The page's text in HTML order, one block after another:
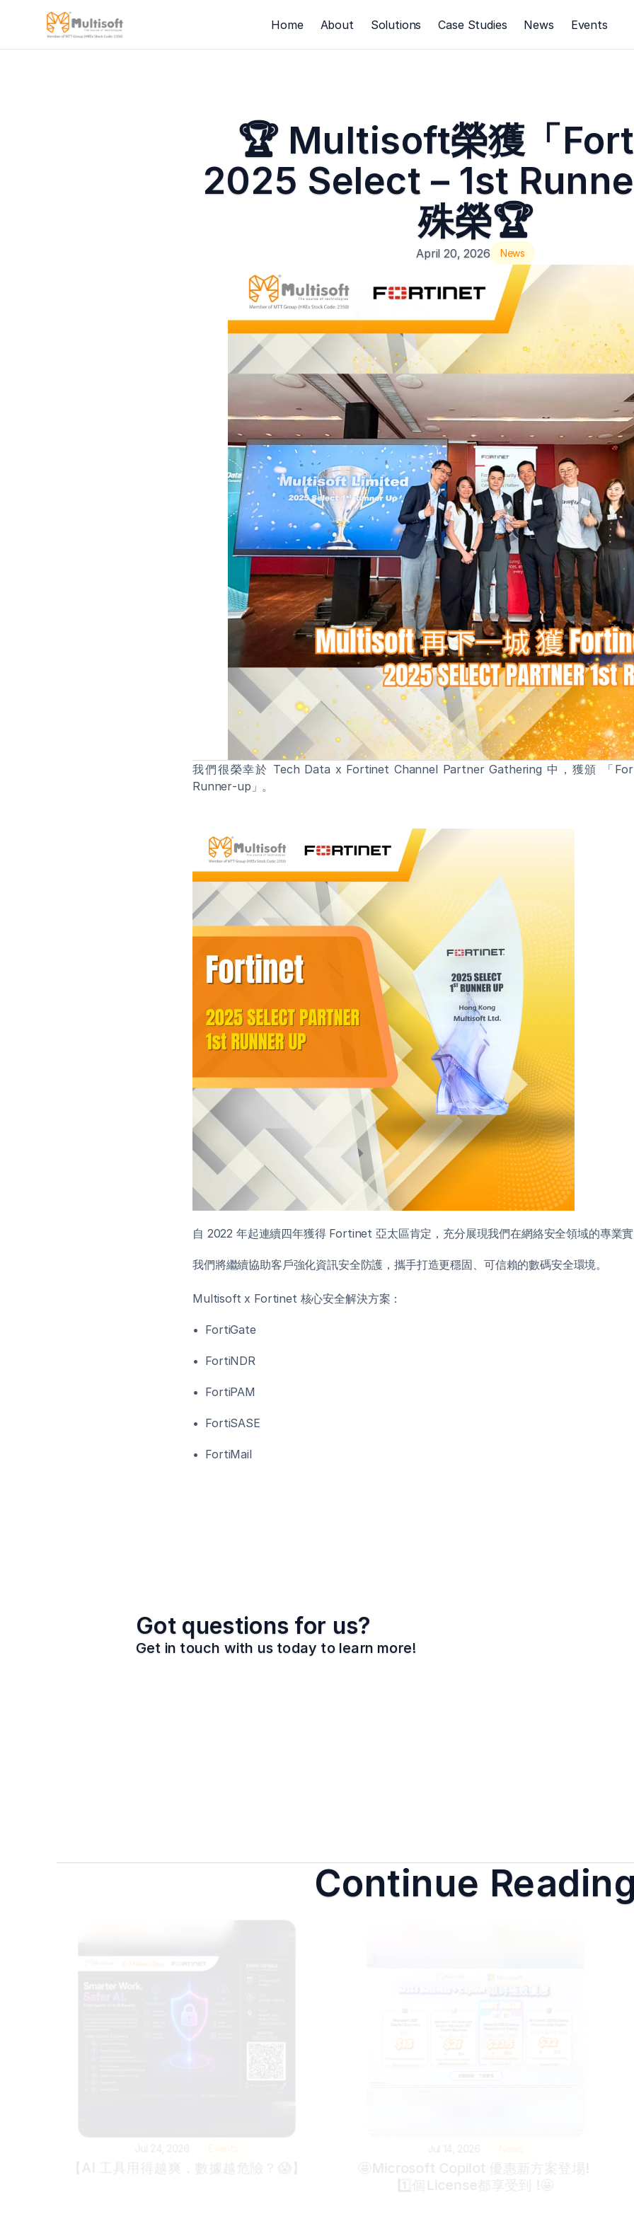
Home About Solutions Case Studies News Events
🏆 Multisoft榮獲「
2025 Select – 1st
殊榮🏆
April 20, 2026 News
我們很榮幸於 Tech Data x Fortinet Channel Partner Gathering 中，獲頒 「
Runner‑up」。
自 2022 年起連續四年獲得 Fortinet 亞太區肯定，充分展現我們在網絡安全領域的專業實
我們將繼續協助客戶強化資訊安全防護，攜手打造更穩固、可信賴的數碼安全環境。
Multisoft x Fortinet 核心安全解決方案：
•⁠  ⁠FortiGate
•⁠  ⁠FortiNDR
•⁠  ⁠FortiPAM
•⁠  ⁠FortiSASE
•⁠  ⁠FortiMail
Got questions for us?
Get in touch with us today to learn more!
Continue Reading
【AI 工具用得越爽，數據越危險？😱】
Jul 14, 2026
🤩Microsoft Copilot 優惠新方案登場!
1️⃣個License都享受到 !🤩